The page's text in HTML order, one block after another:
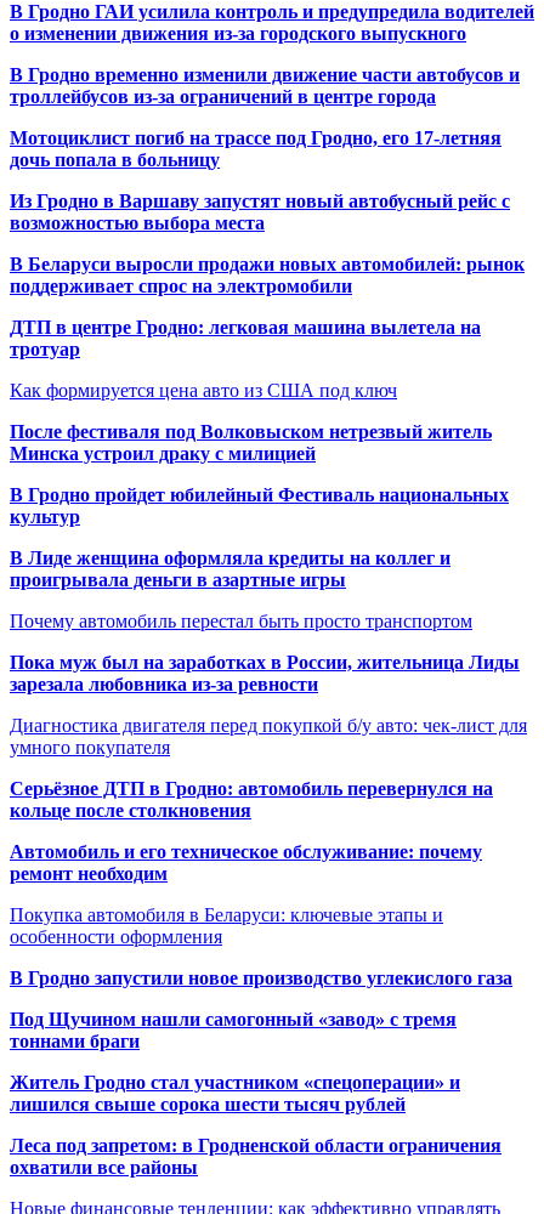
В Гродно ГАИ усилила контроль и предупредила водителей
о изменении движения из-за городского выпускного
В Гродно временно изменили движение части автобусов и
троллейбусов из-за ограничений в центре города
Мотоциклист погиб на трассе под Гродно, его 17-летняя
дочь попала в больницу
Из Гродно в Варшаву запустят новый автобусный рейс с
возможностью выбора места
В Беларуси выросли продажи новых автомобилей: рынок
поддерживает спрос на электромобили
ДТП в центре Гродно: легковая машина вылетела на
тротуар
Как формируется цена авто из США под ключ
После фестиваля под Волковыском нетрезвый житель
Минска устроил драку с милицией
В Гродно пройдет юбилейный Фестиваль национальных
культур
В Лиде женщина оформляла кредиты на коллег и
проигрывала деньги в азартные игры
Почему автомобиль перестал быть просто транспортом
Пока муж был на заработках в России, жительница Лиды
зарезала любовника из-за ревности
Диагностика двигателя перед покупкой б/у авто: чек-лист для
умного покупателя
Серьёзное ДТП в Гродно: автомобиль перевернулся на
кольце после столкновения
Автомобиль и его техническое обслуживание: почему
ремонт необходим
Покупка автомобиля в Беларуси: ключевые этапы и
особенности оформления
В Гродно запустили новое производство углекислого газа
Под Щучином нашли самогонный «завод» с тремя
тоннами браги
Житель Гродно стал участником «спецоперации» и
лишился свыше сорока шести тысяч рублей
Леса под запретом: в Гродненской области ограничения
охватили все районы
Новые финансовые тенденции: как эффективно управлять